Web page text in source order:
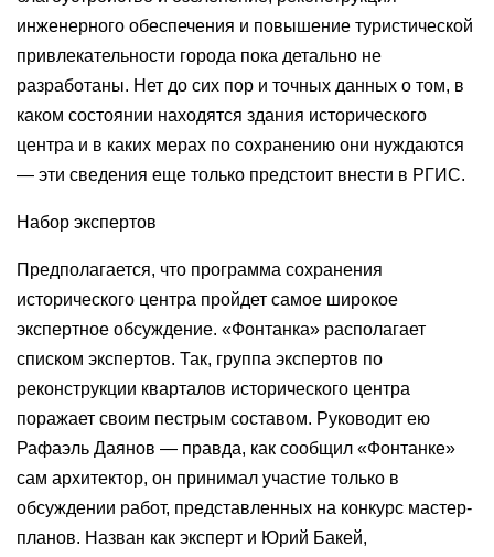
инженерного обеспечения и повышение туристической
привлекательности города пока детально не
разработаны. Нет до сих пор и точных данных о том, в
каком состоянии находятся здания исторического
центра и в каких мерах по сохранению они нуждаются
— эти сведения еще только предстоит внести в РГИС.
Набор экспертов
Предполагается, что программа сохранения
исторического центра пройдет самое широкое
экспертное обсуждение. «Фонтанка» располагает
списком экспертов. Так, группа экспертов по
реконструкции кварталов исторического центра
поражает своим пестрым составом. Руководит ею
Рафаэль Даянов — правда, как сообщил «Фонтанке»
сам архитектор, он принимал участие только в
обсуждении работ, представленных на конкурс мастер-
планов. Назван как эксперт и Юрий Бакей,